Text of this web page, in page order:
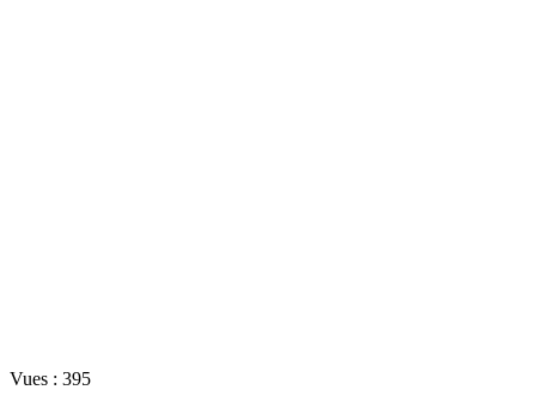
Vues : 395